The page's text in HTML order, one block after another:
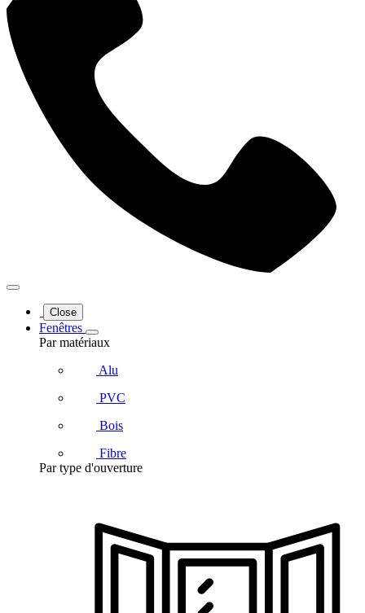
Close
Fenêtres
Par matériaux
Alu
PVC
Bois
Fibre
Par type d'ouverture